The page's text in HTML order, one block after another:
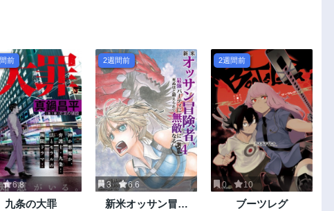
前
6.8
九条の大罪
2週間前
3 6.6
新米オッサン冒険
2週間前
0 10
ブーツレグ